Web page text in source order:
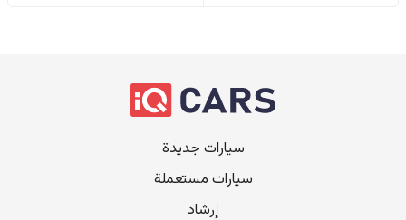
سيارات جديدة
سيارات مستعملة
إرشاد